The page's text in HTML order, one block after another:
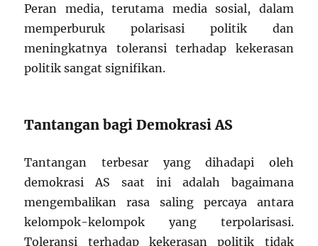
Peran media, terutama media sosial, dalam
memperburuk polarisasi politik dan
meningkatnya toleransi terhadap kekerasan
politik sangat signifikan.
Tantangan bagi Demokrasi AS
Tantangan terbesar yang dihadapi oleh
demokrasi AS saat ini adalah bagaimana
mengembalikan rasa saling percaya antara
kelompok-kelompok yang terpolarisasi.
Toleransi terhadap kekerasan politik tidak